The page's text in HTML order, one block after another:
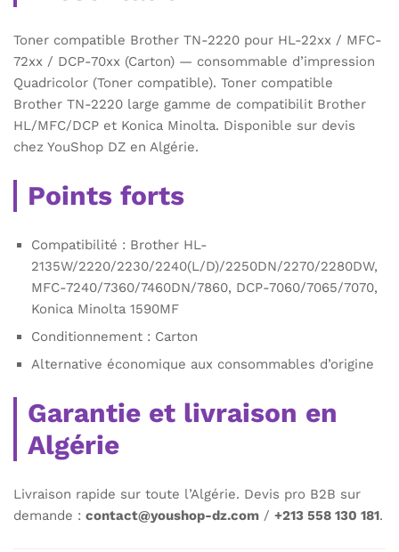
Toner compatible Brother TN-2220 pour HL-22xx / MFC-
72xx / DCP-70xx (Carton) — consommable d’impression
Quadricolor (Toner compatible). Toner compatible
Brother TN-2220 large gamme de compatibilit Brother
HL/MFC/DCP et Konica Minolta. Disponible sur devis
chez YouShop DZ en Algérie.
Points forts
Compatibilité : Brother HL-
2135W/2220/2230/2240(L/D)/2250DN/2270/2280DW,
MFC-7240/7360/7460DN/7860, DCP-7060/7065/7070,
Konica Minolta 1590MF
Conditionnement : Carton
Alternative économique aux consommables d’origine
Garantie et livraison en
Algérie
Livraison rapide sur toute l’Algérie. Devis pro B2B sur
demande : contact@youshop-dz.com / +213 558 130 181.